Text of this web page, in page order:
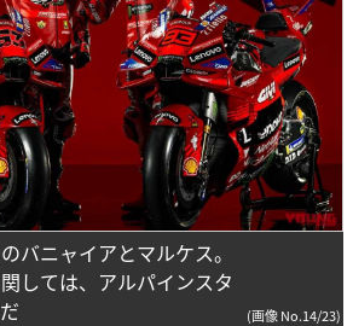
バニャイアとマルケス。
しては、アルパインスタ
(画像 No.14/23)